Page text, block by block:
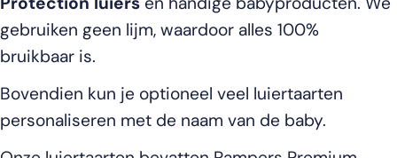
gebruiken geen lijm, waardoor alles 100%
bruikbaar is.
Bovendien kun je optioneel veel luiertaarten
personaliseren met de naam van de baby.